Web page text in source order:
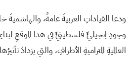
ودعا القياداتِ العربيةَ عامةً،
وجودِ إنجيليٍّ فلسطينيٍّ في هذا الموقعِ
العالميةِ المتراميةِ الأطرافِ، والتي يزدادُ